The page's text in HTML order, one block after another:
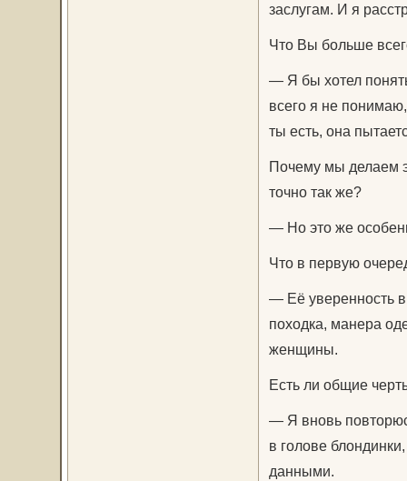
заслугам. И я
Что Вы больше
— Я бы хотел
всего я не
ты есть, она
Почему мы делаем
точно так же?
— Но это же
Что в первую
— Её уверенность
походка, манера
женщины.
Есть ли общие
— Я вновь
в голове
данными.